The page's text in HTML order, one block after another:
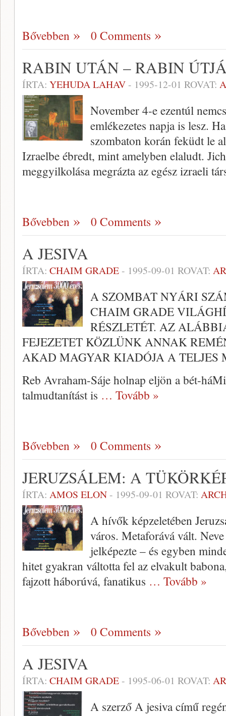
Bővebben 0 Comments
RABIN UTÁN – RABIN
ÍRTA: YEHUDA LAHAV- 1995-12-01 ROVAT:
November 4-e ezentúl
emlékezetes napja is lesz.
szombaton korán feküdt le
Izraelbe ébredt, mint amely­ben elaludt.
meggyilkolása megráz­ta az egész izraeli
Bővebben 0 Comments
A JESIVA
ÍRTA: CHAIM GRADE- 1995-09-01 ROVAT:
A SZOMBAT NYÁRI
CHAIM GRADE
RÉSZLETÉT. AZ
FEJEZETET KÖZLÜNK ANNAK
AKAD MAGYAR KIADÓJA A TELJES
Reb Avraham-Sáje holnap eljön a bét-
talmudtanítást is … Tovább »
Bővebben 0 Comments
JERUZSÁLEM: A
ÍRTA: AMOS ELON- 1995-09-01 ROVAT:
A hívők képzeletében
város. Metaforává vált. Neve
jelképezte – és egyben
hitet gyakran váltotta fel az elvakult
fajzott há­borúvá, fanatikus … Tovább »
Bővebben 0 Comments
A JESIVA
ÍRTA: CHAIM GRADE- 1995-06-01 ROVAT:
A szerző A jesiva című